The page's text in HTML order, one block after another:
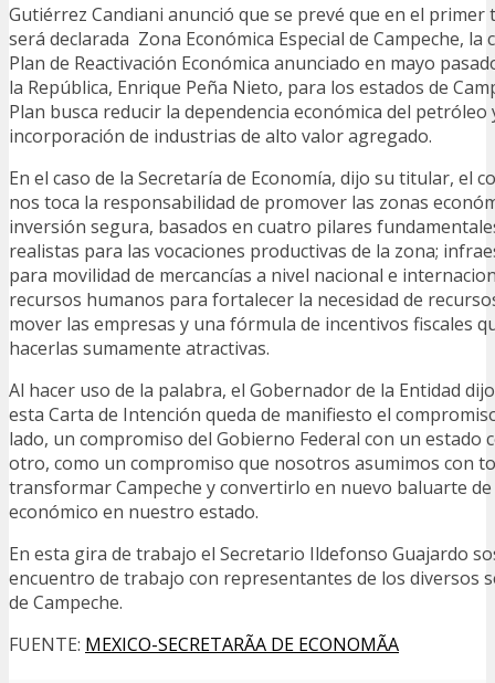
Gutiérrez Candiani anunció que se prevé que en el primer
será declarada Zona Económica Especial de Campeche,
Plan de Reactivación Económica anunciado en mayo
la República, Enrique Peña Nieto, para los estados de
Plan busca reducir la dependencia económica del
incorporación de industrias de alto valor agregado.
En el caso de la Secretaría de Economía, dijo su titular, el
nos toca la responsabilidad de promover las zonas
inversión segura, basados en cuatro pilares
realistas para las vocaciones productivas de la zona;
para movilidad de mercancías a nivel nacional e
recursos humanos para fortalecer la necesidad de
mover las empresas y una fórmula de incentivos fiscales
hacerlas sumamente atractivas.
Al hacer uso de la palabra, el Gobernador de la Entidad
esta Carta de Intención queda de manifiesto el
lado, un compromiso del Gobierno Federal con un estado
otro, como un compromiso que nosotros asumimos con
transformar Campeche y convertirlo en nuevo baluarte
económico en nuestro estado.
En esta gira de trabajo el Secretario Ildefonso Guajardo
encuentro de trabajo con representantes de los diversos
de Campeche.
FUENTE: MEXICO-SECRETARÃA DE ECONOMÃA